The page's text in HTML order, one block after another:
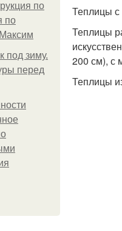
по
по
под зиму.
перед
Теплицы
Теплицы
200 см), с
Теплицы